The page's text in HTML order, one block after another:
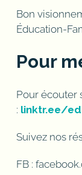
Bon
Éducation-
Pour
Pour écouter
: linktr.ee/
Suivez nos
FB :